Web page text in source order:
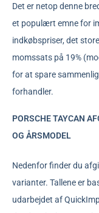
Det er netop denne
et populært emne for
indkøbspriser, det
momssats på 19%
for at spare
forhandler.
PORSCHE TAYCAN
OG ÅRSMODEL
Nedenfor finder du
varianter. Tallene er
udarbejdet af